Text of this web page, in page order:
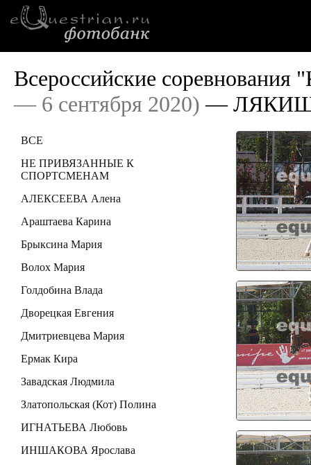
Всероссийские
— 6 сентября 2020) —
ВСЕ
НЕ ПРИВЯЗАННЫЕ К
СПОРТСМЕНАМ
АЛЕКСЕЕВА Алена
Араштаева Карина
Брыксина Мария
Волох Мария
Голдобина Влада
Дворецкая Евгения
Дмитриевцева Мария
Ермак Кира
Завадская Людмила
Златопольская (Кот) Полина
ИГНАТЬЕВА Любовь
ИНШАКОВА Ярослава